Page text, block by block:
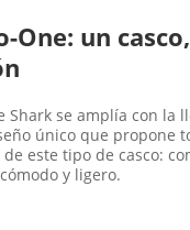
One: un
Shark se amplía con la
único que propone
este tipo de casco:
y ligero.